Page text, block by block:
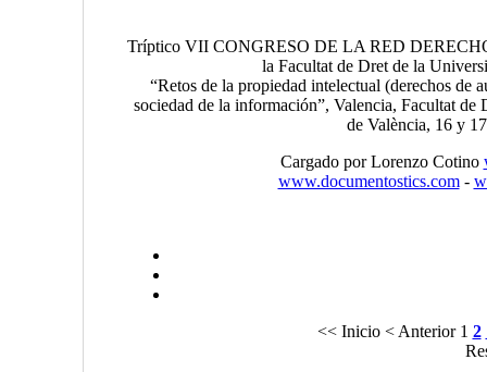
Tríptico VII CONGRESO DE LA RED
la Facultat de Dret de la
“Retos de la propiedad intelectual (derechos de
sociedad de la información”, Valencia, Facultat de
de València, 16 y
Cargado por Lorenzo Cotino
www.documentostics.com-
<< Inicio < Anterior 1 2